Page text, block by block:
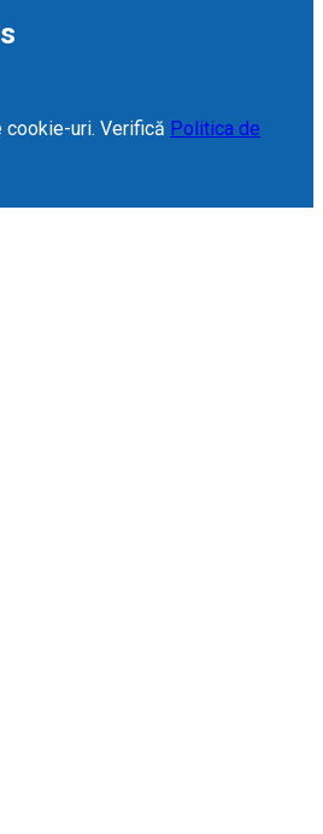
uri. Verifică Politica de